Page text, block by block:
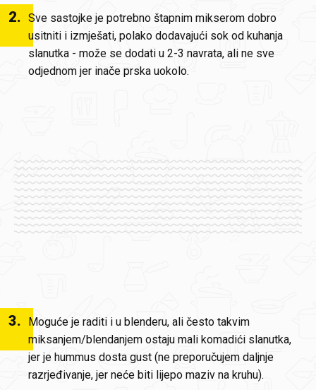
2. Sve sastojke je potrebno štapnim mikserom dobro
usitniti i izmješati, polako dodavajući sok od kuhanja
slanutka - može se dodati u 2-3 navrata, ali ne sve
odjednom jer inače prska uokolo.
3.
Moguće je raditi i u blenderu, ali često takvim
miksanjem/blendanjem ostaju mali komadići slanutka,
jer je hummus dosta gust (ne preporučujem daljnje
razrjeđivanje, jer neće biti lijepo maziv na kruhu).